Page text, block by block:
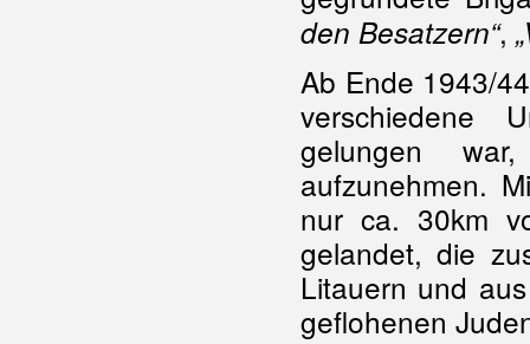
den Besatzern“,
Ab Ende 1943/
verschiedene
gelungen
aufzunehmen.
nur ca. 30km
gelandet, die
Litauern und
geflohenen